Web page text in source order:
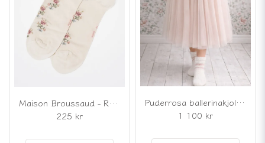
Maison Broussaud - Romantiska strumpor med vintage rosor
225 kr
Puderrosa ballerinakjol i tyll
1 100 kr